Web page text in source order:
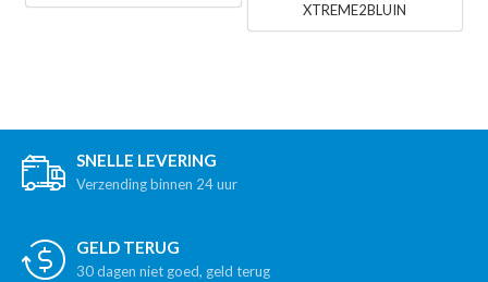
XTREME2BLUIN
SNELLE LEVERING
Verzending binnen 24 uur
GELD TERUG
30 dagen niet goed, geld terug